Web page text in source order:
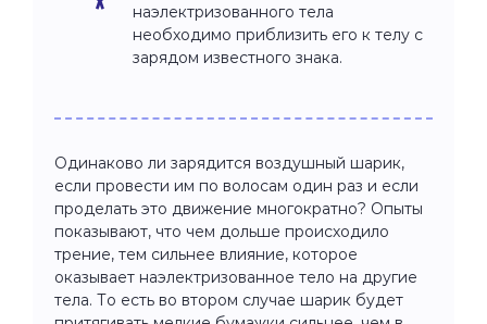
наэлектризованного тела
необходимо приблизить его к телу с
зарядом известного знака.
Одинаково ли зарядится воздушный шарик,
если провести им по волосам один раз и если
проделать это движение многократно? Опыты
показывают, что чем дольше происходило
трение, тем сильнее влияние, которое
оказывает наэлектризованное тело на другие
тела. То есть во втором случае шарик будет